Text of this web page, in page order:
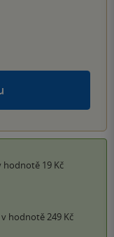
hodnotě 19 Kč
v hodnotě 249 Kč